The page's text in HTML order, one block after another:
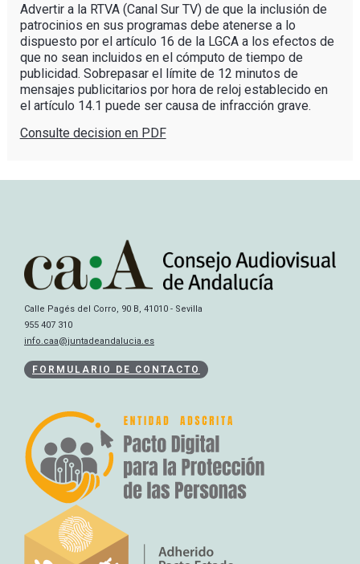
Advertir a la RTVA (Canal Sur TV) de que la inclusión de
patrocinios en sus programas debe atenerse a lo
dispuesto por el artículo 16 de la LGCA a los efectos de
que no sean incluidos en el cómputo de tiempo de
publicidad. Sobrepasar el límite de 12 minutos de
mensajes publicitarios por hora de reloj establecido en
el artículo 14.1 puede ser causa de infracción grave.
Consulte decision en PDF
Calle Pagés del Corro, 90 B, 41010 - Sevilla
955 407 310
info.caa@juntadeandalucia.es
FORMULARIO DE CONTACTO